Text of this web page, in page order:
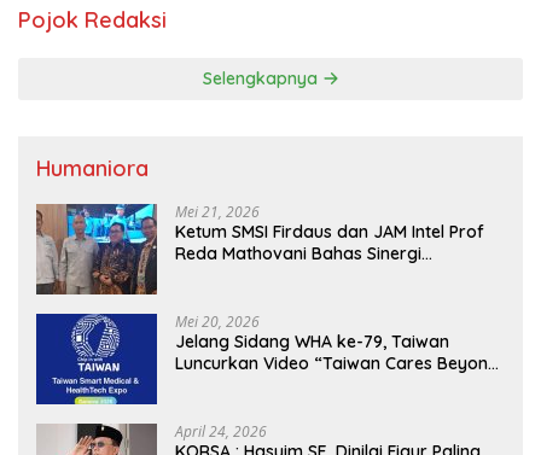
Pojok Redaksi
Selengkapnya
Humaniora
Mei 21, 2026
Ketum SMSI Firdaus dan JAM Intel Prof
Reda Mathovani Bahas Sinergi
MBG, Perkuat Pengawasan Program
Pemerintah
Mei 20, 2026
Jelang Sidang WHA ke-79, Taiwan
Luncurkan Video “Taiwan Cares Beyond
April 24, 2026